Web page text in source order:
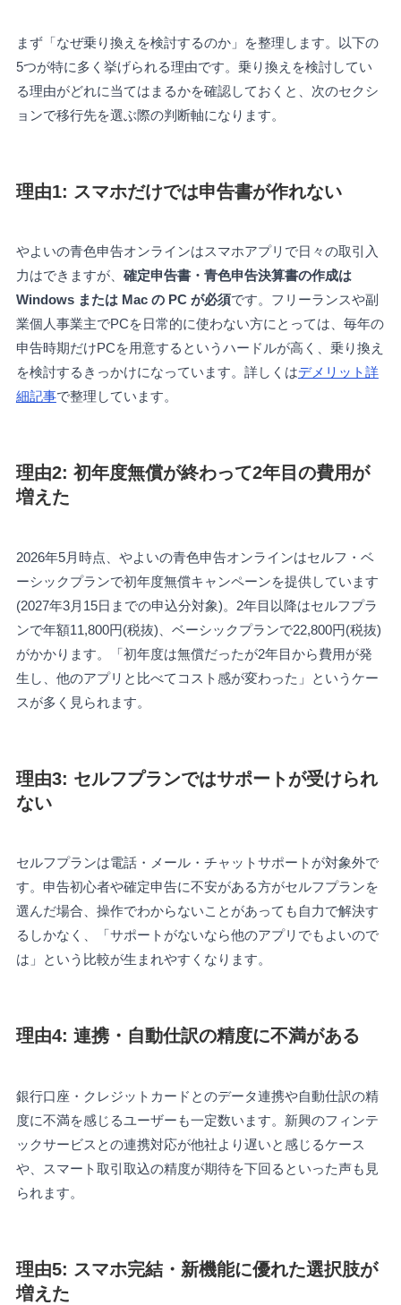
まず「なぜ乗り換えを検討するのか」を整理します。以下の
5つが特に多く挙げられる理由です。乗り換えを検討してい
る理由がどれに当てはまるかを確認しておくと、次のセクシ
ョンで移行先を選ぶ際の判断軸になります。
理由1: スマホだけでは申告書が作れない
やよいの青色申告オンラインはスマホアプリで日々の取引入
力はできますが、 確定申告書・青色申告決算書の作成は
Windows または Mac の PC が必須です。フリーランスや副
業個人事業主でPCを日常的に使わない方にとっては、毎年の
申告時期だけPCを用意するというハードルが高く、乗り換え
を検討するきっかけになっています。詳しくはデメリット詳
細記事で整理しています。
理由2: 初年度無償が終わって2年目の費用が
増えた
2026年5月時点、やよいの青色申告オンラインはセルフ・ベ
ーシックプランで初年度無償キャンペーンを提供しています
(2027年3月15日までの申込分対象)。2年目以降はセルフプラ
ンで年額11,800円(税抜)、ベーシックプランで22,800円(税抜)
がかかります。「初年度は無償だったが2年目から費用が発
生し、他のアプリと比べてコスト感が変わった」というケー
スが多く見られます。
理由3: セルフプランではサポートが受けられ
ない
セルフプランは電話・メール・チャットサポートが対象外で
す。申告初心者や確定申告に不安がある方がセルフプランを
選んだ場合、操作でわからないことがあっても自力で解決す
るしかなく、「サポートがないなら他のアプリでもよいので
は」という比較が生まれやすくなります。
理由4: 連携・自動仕訳の精度に不満がある
銀行口座・クレジットカードとのデータ連携や自動仕訳の精
度に不満を感じるユーザーも一定数います。新興のフィンテ
ックサービスとの連携対応が他社より遅いと感じるケース
や、スマート取引取込の精度が期待を下回るといった声も見
られます。
理由5: スマホ完結・新機能に優れた選択肢が
増えた